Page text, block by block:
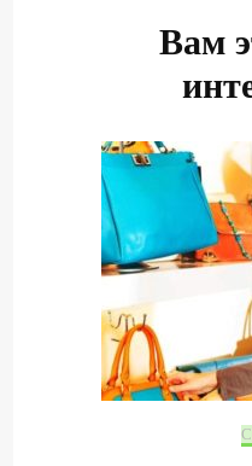
записямВам